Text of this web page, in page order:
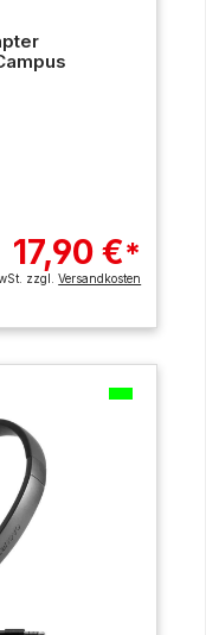
17,90 €*
zzgl.Versandkosten